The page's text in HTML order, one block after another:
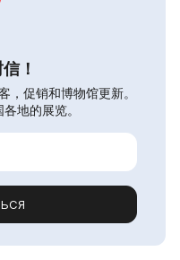
！
，促销和博物馆更新。
地的展览。